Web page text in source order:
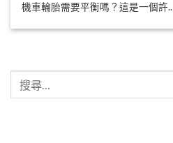
機車輪胎需要平衡嗎？這是一個許..